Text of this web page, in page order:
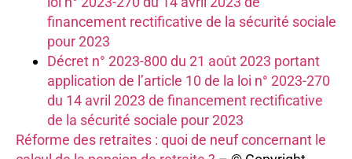
financement rectificative de la sécurité sociale
pour 2023
Décret n° 2023-800 du 21 août 2023 portant
application de l’article 10 de la loi n° 2023-270
du 14 avril 2023 de financement rectificative
de la sécurité sociale pour 2023
Réforme des retraites : quoi de neuf concernant le